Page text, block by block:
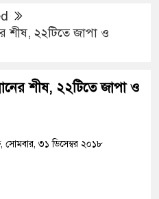
প্রধানমন্ত্রী, মন্ত্রীবর্গ ও সরকারের
জালিয়াতি চক্রের পাঁচ সদস্য
চেয়েছে বলেই জুলাই
শীষ, ২২টিতে জাপা ও
শীষ, ২২টিতে জাপা ও
৩১ ডিসেম্বর ২০১৮